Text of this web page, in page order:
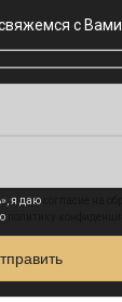
с Вами
я даю